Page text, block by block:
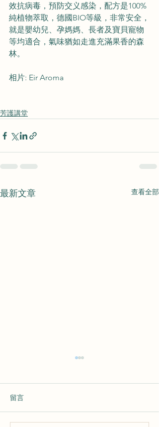
效抗病毒，預防交义感染，配方是100%
純植物萃取，德國BIO等級，非常安全，
就是嬰幼兒、孕媽媽、長者及寶貝寵物
等均適合，氣味猶如走進充滿果香的森
林。
相片: Eir Aroma
芳護講堂
最新文章 查看全部
留言